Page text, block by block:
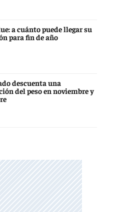
a cuánto puede llegar su
para fin de año
descuenta una
del peso en noviembre y